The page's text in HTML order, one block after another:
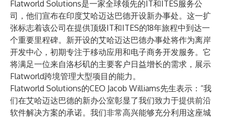
Flatworld Solutions是一家全球领先的IT和ITES服务公
司，他们宣布在印度艾哈迈达巴德开设新办事处。这一扩
张标志着该公司在提供顶级IT和ITES的18年旅程中到达一
个重要里程碑。新开设的艾哈迈达巴德办事处将作为离岸
开发中心，初期专注于移动应用和电子商务开发服务。它
将满足一位来自洛杉矶的主要客户日益增长的需求，展示
Flatworld跨境管理大型项目的能力。
Flatworld Solutions的CEO Jacob Williams先生表示：“我
们在艾哈迈达巴德的新办公室彰显了我们致力于提供前沿
软件解决方案的承诺。我们非常高兴能够充分利用这座城